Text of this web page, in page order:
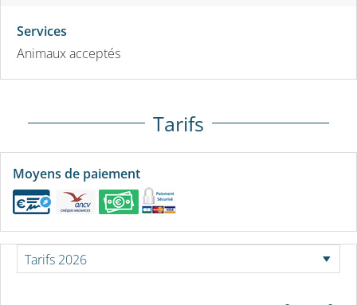
Services
Animaux acceptés
Tarifs
Moyens de paiement